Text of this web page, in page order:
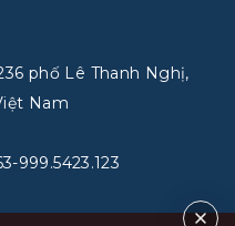
phố Lê Thanh Nghị,
Nam
999.5423.123